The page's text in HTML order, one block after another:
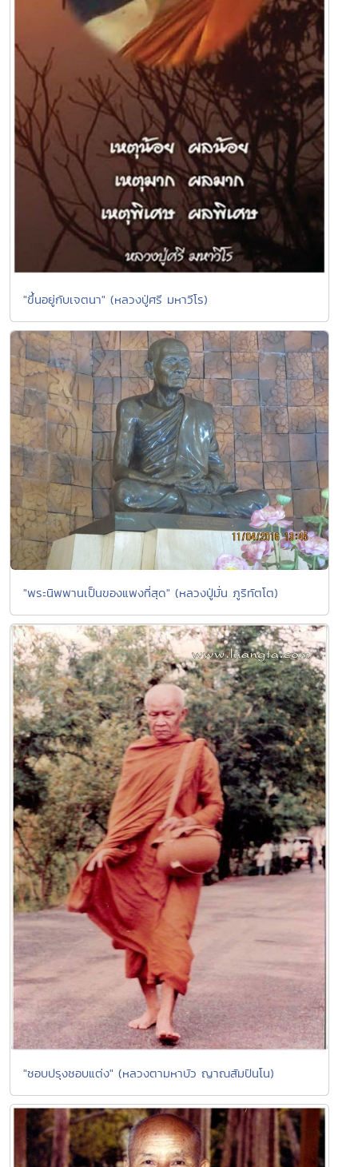
"ขึ้นอยู่กับเจตนา" (หลวงปู่ศรี มหาวีโร)
"พระนิพพานเป็นของแพงที่สุด" (หลวงปู่มั่น ภูริทัตโต)
"ชอบปรุงชอบแต่ง" (หลวงตามหาบัว ญาณสัมปันโน)